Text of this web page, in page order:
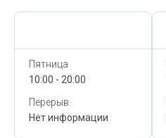
Пятница
10:00 - 20:00
Перерыв
Нет информации